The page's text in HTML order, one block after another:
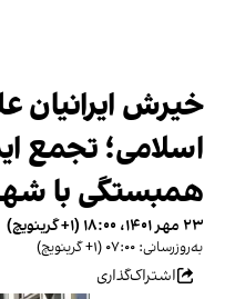
خیرش ایرانیان
اسلامی؛ تجمع
همبستگی با
۲۳ مهر ۱۴۰۱، ۱۸:۰۰ (‎+۱ گرینویچ)
به‌روزرسانی: ۰۷:۰۰ (‎+۱ گرینویچ)
اشتراک‌گذاری